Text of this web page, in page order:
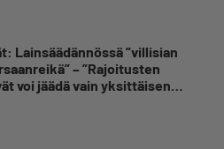
Lainsäädännössä ”villisian
– ”Rajoitusten
voi jäädä vain yksittäisen